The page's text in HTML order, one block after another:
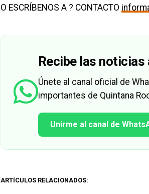
O ESCRÍBENOS A ? CONTACTO
Recibe las
Únete al canal oficial de
importantes de Quintana
Unirme al canal de
ARTÍCULOS RELACIONADOS: